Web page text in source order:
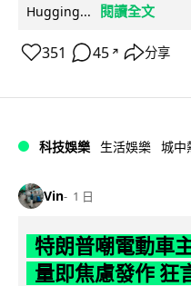
Hugging...
閱讀全文
351 45 ↗ 分享
科技娛樂 生活娛樂 城中
Vin 1 日
特朗普嘲電動車
量即焦慮發作 狂